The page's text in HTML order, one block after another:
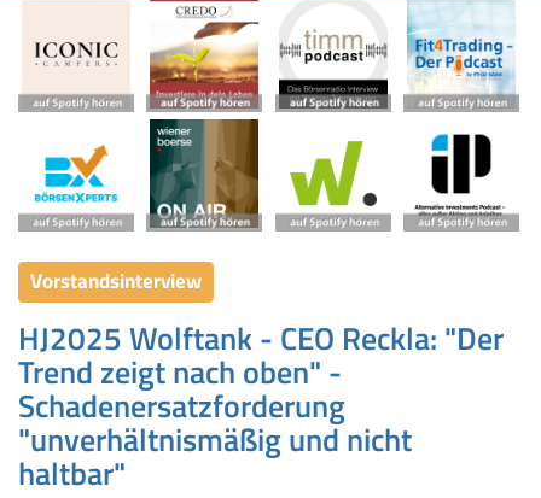
Vorstandsinterview
HJ2025 Wolftank - CEO Reckla: "Der
Trend zeigt nach oben" -
Schadenersatzforderung
"unverhältnismäßig und nicht
haltbar"